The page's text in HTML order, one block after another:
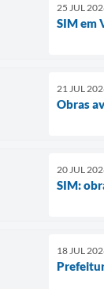
25 JUL
SIM em
21 JUL
Obras
20 JUL
SIM:
18 JUL